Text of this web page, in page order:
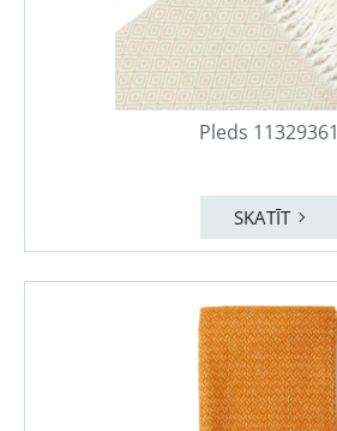
Pleds 11329361
SKATĪT